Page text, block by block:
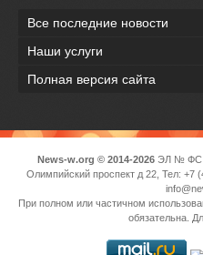
Все последние новости
Наши услуги
Полная версия сайта
News-w.org © 2014-2026ЭЛ № ФС
Олимпийский проспект д 22, Тел: +7
При полном или частичном
обязательна.